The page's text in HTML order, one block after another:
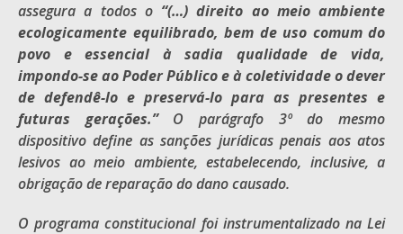
assegura a todos o “(…) direito ao meio ambiente
ecologicamente equilibrado, bem de uso comum do
povo e essencial à sadia qualidade de vida,
impondo-se ao Poder Público e à coletividade o dever
de defendê-lo e preservá-lo para as presentes e
futuras gerações.” O parágrafo 3º do mesmo
dispositivo define as sanções jurídicas penais aos atos
lesivos ao meio ambiente, estabelecendo, inclusive, a
obrigação de reparação do dano causado.
O programa constitucional foi instrumentalizado na Lei